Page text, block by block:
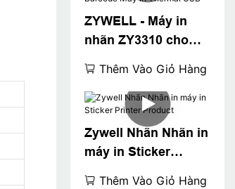
ZYWELL - Máy in
nhãn ZY3310 cho
đóng gói IOS
Android 80mm
Barcode Máy in
Thermal USB
Thêm Vào Giỏ Hàng
Zywell Nhãn Nhãn in
máy in Sticker
Thêm Vào Giỏ Hàng